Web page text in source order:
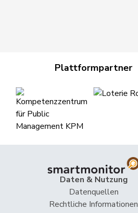
Plattformpartner
Daten & Nutzung
Datenquellen
Rechtliche Informationen